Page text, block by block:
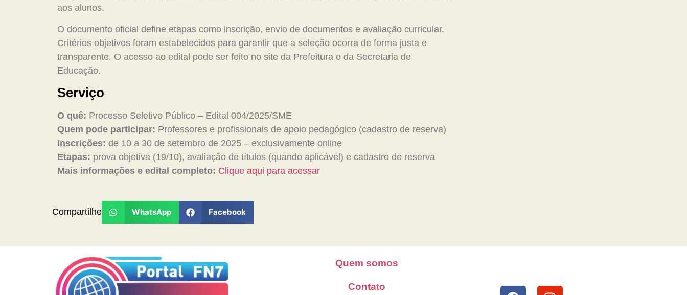
aos alunos.
O documento oficial define etapas como inscrição, envio de documentos e avaliação curricular.
Critérios objetivos foram estabelecidos para garantir que a seleção ocorra de forma justa e
transparente. O acesso ao edital pode ser feito no site da Prefeitura e da Secretaria de
Educação.
Serviço
O quê: Processo Seletivo Público – Edital 004/2025/SME
Quem pode participar: Professores e profissionais de apoio pedagógico (cadastro de reserva)
Inscrições: de 10 a 30 de setembro de 2025 – exclusivamente online
Etapas: prova objetiva (19/10), avaliação de títulos (quando aplicável) e cadastro de reserva
Mais informações e edital completo: Clique aqui para acessar
Compartilhe WhatsApp Facebook
Quem somos
Contato